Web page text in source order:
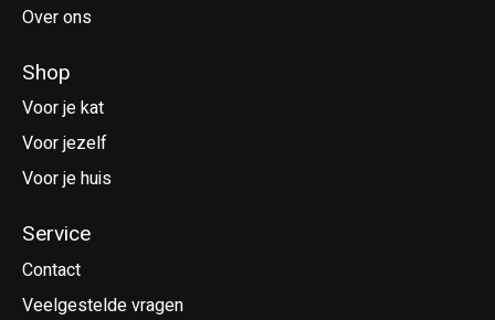
Over ons
Shop
Voor je kat
Voor jezelf
Voor je huis
Service
Contact
Veelgestelde vragen